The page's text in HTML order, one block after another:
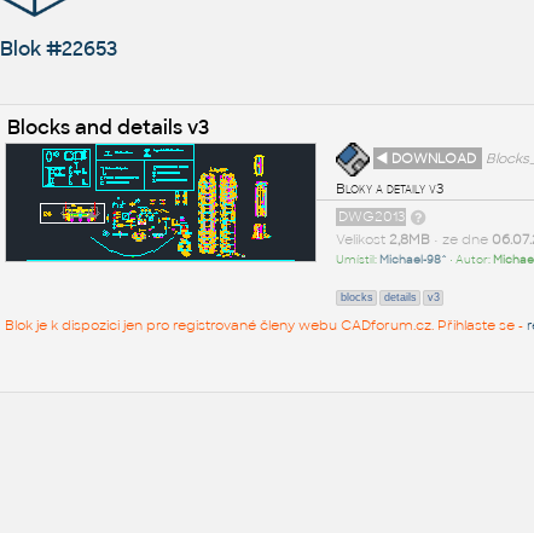
Blok #22653
Blocks and details v3
◄ DOWNLOAD
Bloky a detaily v3
DWG2013
Velikost 2,8MB• ze dne
Umístil: Michael-98^ • Autor:
blocks details v3
Blok je k dispozici jen pro registrované členy webu CADforum.cz. Přihlaste se -